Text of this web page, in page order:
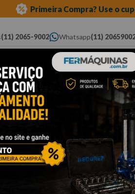
Primeira Compra? Use o
(11) 2065-9002 Whatsapp(11)
você procura...
Ferramentas
vazada